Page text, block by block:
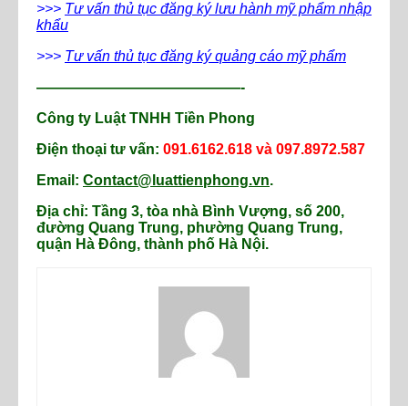
>>> Tư vấn thủ tục đăng ký lưu hành mỹ phẩm nhập
khẩu
>>> Tư vấn thủ tục đăng ký quảng cáo mỹ phẩm
——————————————-
Công ty Luật TNHH Tiền Phong
Điện thoại tư vấn: 091.6162.618 và 097.8972.587
Email: Contact@luattienphong.vn.
Địa chỉ: Tầng 3, tòa nhà Bình Vượng, số 200,
đường Quang Trung, phường Quang Trung,
quận Hà Đông, thành phố Hà Nội.